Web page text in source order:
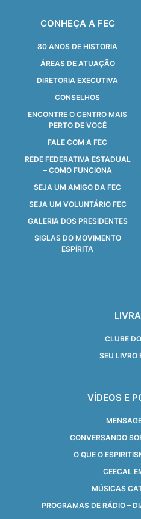
CONHEÇA A FEC
80 ANOS DE HISTORIA
ÁREAS DE ATUAÇÃO
DIRETORIA EXECUTIVA
CONSELHOS
ENCONTRE O CENTRO MAIS
PERTO DE VOCÊ
FALE COM A FEC
REDE FEDERATIVA ESTADUAL
– COMO FUNCIONA
SEJA UM AMIGO DA FEC
SEJA UM VOLUNTÁRIO FEC
GALERIA DOS PRESIDENTES
SIGLAS DO MOVIMENTO
ESPÍRITA
CLUBE
SEU LIVRO
VÍDEOS E
CONVERSANDO
O QUE O
CEECAL
MÚSICAS
PROGRAMAS DE RÁDIO –